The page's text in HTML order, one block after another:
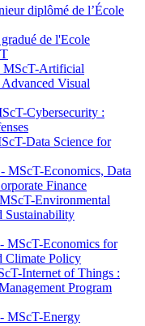
diplômé de l’École
de l'Ecole
Artificial
Visual
Cybersecurity :
Data Science for
MScT-Economics, Data
Finance
Environmental
Sustainability
MScT-Economics for
Climate Policy
Internet of Things :
Program
MScT-Energy